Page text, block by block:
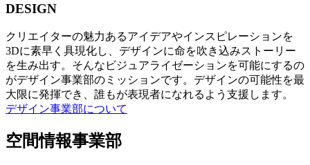
DESIGN
クリエイターの魅力あるアイデアやインスピレーションを
3Dに素早く具現化し、デザインに命を吹き込みストーリー
を生み出す。そんなビジュアライゼーションを可能にするの
がデザイン事業部のミッションです。デザインの可能性を最
大限に発揮でき、誰もが表現者になれるよう支援します。
デザイン事業部について
空間情報事業部